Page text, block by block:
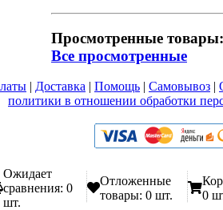
Просмотренные товары:
Все просмотренные
| Доставка | Помощь | Самовывоз |
политики в отношении обработки
Ожидает
сравнения: 0
шт.
Отложенные
товары: 0 шт.
0